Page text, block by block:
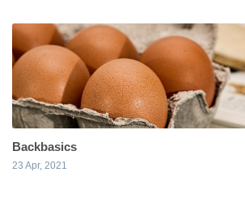
Backbasics
23 Apr, 2021